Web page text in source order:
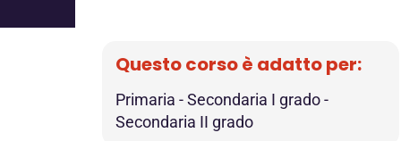
Questo corso è adatto per:
Primaria -Secondaria I grado-
Secondaria II grado